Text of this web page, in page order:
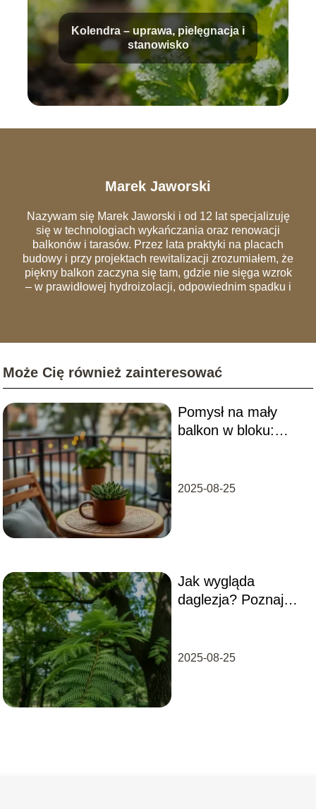
Kolendra – uprawa, pielęgnacja i
stanowisko
Marek Jaworski
Nazywam się Marek Jaworski i od 12 lat specjalizuję
się w technologiach wykańczania oraz renowacji
balkonów i tarasów. Przez lata praktyki na placach
budowy i przy projektach rewitalizacji zrozumiałem, że
piękny balkon zaczyna się tam, gdzie nie sięga wzrok
– w prawidłowej hydroizolacji, odpowiednim spadku i
remonty trzeba powtarzać co dwa sezony. Analizuję
kompozytowych i systemów wentylowanych, po
tradycyjną ceramikę. Moim celem jest edukowanie
"instagramowy", ale przede wszystkim trwały,
bezpieczny i zgodny z przepisami wspólnot
mieszkaniowych.
Może Cię również zainteresować
Pomysł na mały
balkon w bloku:
2025-08-25
Jak wygląda
daglezja? Poznaj
2025-08-25